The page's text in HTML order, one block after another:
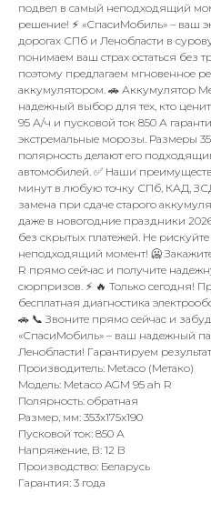
подвел в самый неподходящий
решение! ⚡ «СпасиМобиль» – ваш
дорогах СПб и Ленобласти в
понимаем ваш страх остаться без
поэтому предлагаем мгновенное
аккумулятором. 🚗 Аккумулятор
надежный выбор для тех, кто
95 А/ч и пусковой ток 850 А
экстремальные морозы. Размеры
полярность делают его
автомобилей. ✅ Наши
минут в любую точку СПб, КАД,
замена при сдаче старого
даже в новогодние праздники
без скрытых платежей. Не
неподходящий момент! 🥶
R прямо сейчас и получите
сюрпризов. ⚡ 🔥 Только сегодня!
бесплатная диагностика
🚗 📞 Звоните прямо сейчас и
«СпасиМобиль» – ваш надежный
Ленобласти! Гарантируем
Производитель: Metaco (Метако)
Модель: Metaco AGM 95 ah R
Полярность: обратная
Размер, мм: 353x175x190
Пусковой ток: 850 А
Напряжение, В: 12 В
Производство: Беларусь
Гарантия: 3 года